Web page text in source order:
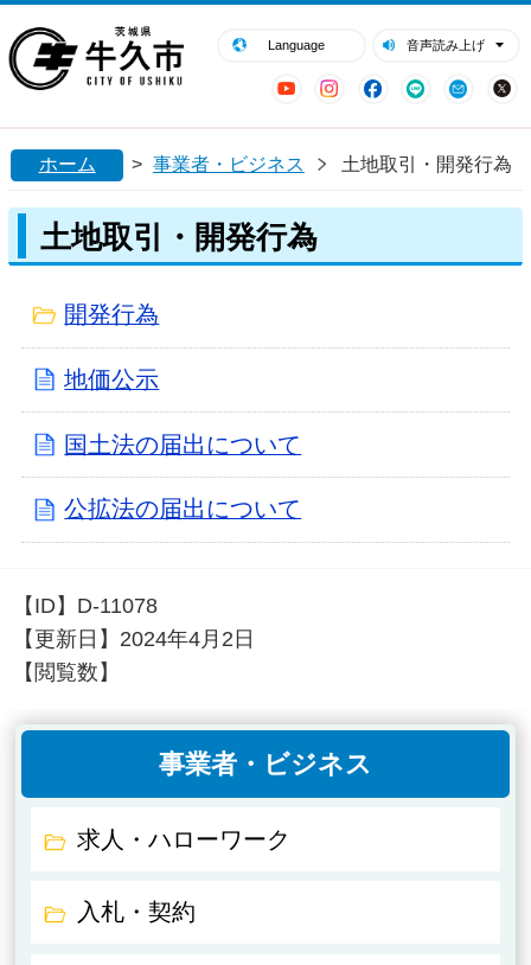
Language 音声読み上げ
YouTubeInstagram
Facebook
LINE Mail
閉じる
ホーム > 事業者・ビジネス 土地取引・開発行為
土地取引・開発行為
開発行為
地価公示
国土法の届出について
公拡法の届出について
【ID】 D-11078
【更新日】 2024年4月2日
【閲覧数】
事業者・ビジネス
求人・ハローワーク
入札・契約